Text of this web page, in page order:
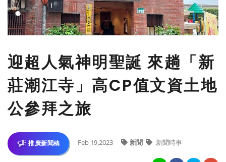
迎超人氣神明聖誕 來趟「新
莊潮江寺」高CP值文資土地
公參拜之旅
推廣新聞稿 Feb 19,2023 新聞 新聞時事